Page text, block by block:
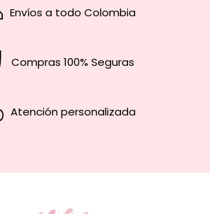
Envíos a todo Colombia
Compras 100% Seguras
Atención personalizada